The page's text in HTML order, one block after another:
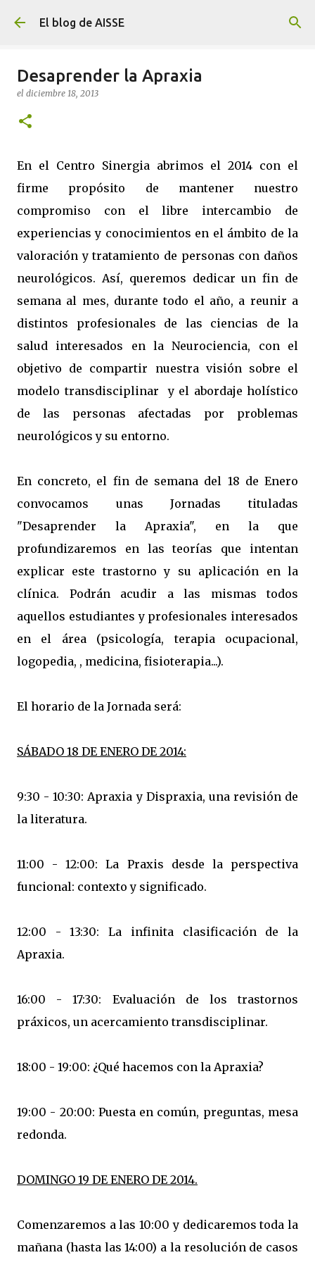
Ir al contenido principal
El blog de AISSE
Desaprender la Apraxia
el diciembre 18, 2013
En el Centro Sinergia abrimos el 2014 con el
firme propósito de mantener nuestro
compromiso con el libre intercambio de
experiencias y conocimientos en el ámbito de la
valoración y tratamiento de personas con daños
neurológicos. Así, queremos dedicar un fin de
semana al mes, durante todo el año, a reunir a
distintos profesionales de las ciencias de la
salud interesados en la Neurociencia, con el
objetivo de compartir nuestra visión sobre el
modelo transdisciplinar y el abordaje holístico
de las personas afectadas por problemas
neurológicos y su entorno.
En concreto, el fin de semana del 18 de Enero
convocamos unas Jornadas tituladas
"Desaprender la Apraxia", en la que
profundizaremos en las teorías que intentan
explicar este trastorno y su aplicación en la
clínica. Podrán acudir a las mismas todos
aquellos estudiantes y profesionales interesados
en el área (psicología, terapia ocupacional,
logopedia, , medicina, fisioterapia...).
El horario de la Jornada será:
SÁBADO 18 DE ENERO DE 2014:
9:30 - 10:30: Apraxia y Dispraxia, una revisión de
la literatura.
11:00 - 12:00: La Praxis desde la perspectiva
funcional: contexto y significado.
12:00 - 13:30: La infinita clasificación de la
Apraxia.
16:00 - 17:30: Evaluación de los trastornos
práxicos, un acercamiento transdisciplinar.
18:00 - 19:00: ¿Qué hacemos con la Apraxia?
19:00 - 20:00: Puesta en común, preguntas, mesa
redonda.
DOMINGO 19 DE ENERO DE 2014.
Comenzaremos a las 10:00 y dedicaremos toda la
mañana (hasta las 14:00) a la resolución de casos